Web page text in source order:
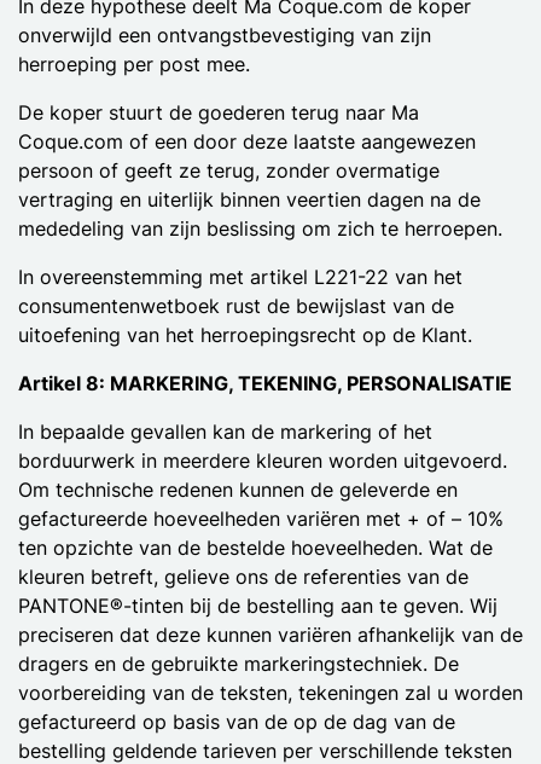
In deze hypothese deelt Ma Coque.com de koper
onverwijld een ontvangstbevestiging van zijn
herroeping per post mee.
De koper stuurt de goederen terug naar Ma
Coque.com of een door deze laatste aangewezen
persoon of geeft ze terug, zonder overmatige
vertraging en uiterlijk binnen veertien dagen na de
mededeling van zijn beslissing om zich te herroepen.
In overeenstemming met artikel L221-22 van het
consumentenwetboek rust de bewijslast van de
uitoefening van het herroepingsrecht op de Klant.
Artikel 8: MARKERING, TEKENING, PERSONALISATIE
In bepaalde gevallen kan de markering of het
borduurwerk in meerdere kleuren worden uitgevoerd.
Om technische redenen kunnen de geleverde en
gefactureerde hoeveelheden variëren met + of – 10%
ten opzichte van de bestelde hoeveelheden. Wat de
kleuren betreft, gelieve ons de referenties van de
PANTONE®-tinten bij de bestelling aan te geven. Wij
preciseren dat deze kunnen variëren afhankelijk van de
dragers en de gebruikte markeringstechniek. De
voorbereiding van de teksten, tekeningen zal u worden
gefactureerd op basis van de op de dag van de
bestelling geldende tarieven per verschillende teksten